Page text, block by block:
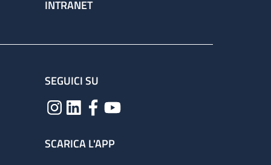
INTRANET
SEGUICI SU
SCARICA L'APP